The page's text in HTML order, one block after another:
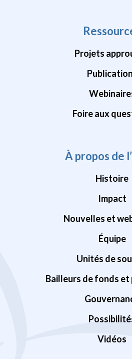
Projets
Foire aux
À propos de
Histoire
Impact
Nouvelles et
Équipe
Unités de
Bailleurs de fonds
Vidéos